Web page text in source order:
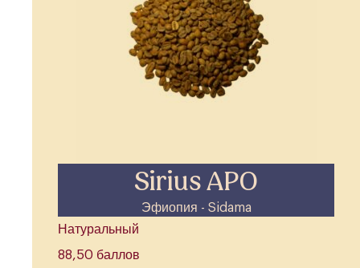
Sirius APO
Эфиопия - Sidama
Натуральный
88,50 баллов